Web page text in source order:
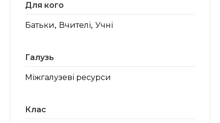
Для кого
Батьки, Вчителі, Учні
Галузь
Міжгалузеві ресурси
Клас